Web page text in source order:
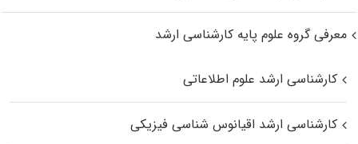
معرفی گروه علوم پایه کارشناسی ارشد
کارشناسی ارشد علوم اطلاعاتی
کارشناسی ارشد اقیانوس‌ شناسی فیزیکی